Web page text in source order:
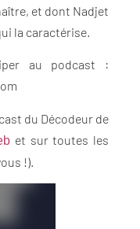
et dont Nadjet
la caractérise.
au podcast :
du Décodeur de
et sur toutes les
!).